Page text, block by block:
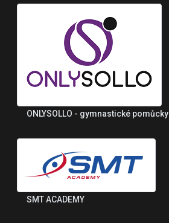
ONLYSOLLO - gymnastické pomůcky
SMT ACADEMY